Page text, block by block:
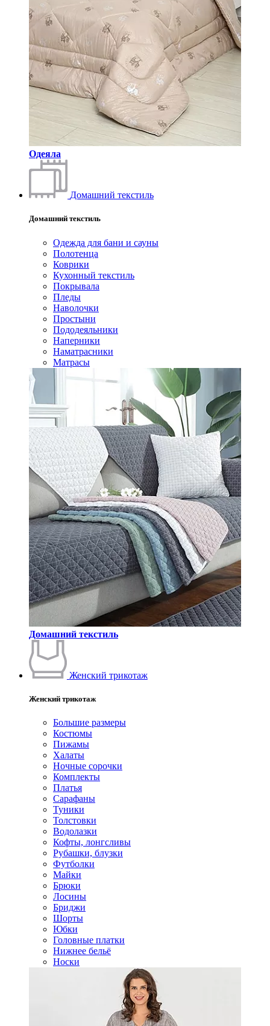
Одеяла
Домашний текстиль
Домашний текстиль
Одежда для бани и сауны
Полотенца
Коврики
Кухонный текстиль
Покрывала
Пледы
Наволочки
Простыни
Пододеяльники
Наперники
Наматрасники
Матрасы
Домашний текстиль
Женский трикотаж
Женский трикотаж
Большие размеры
Костюмы
Пижамы
Халаты
Ночные сорочки
Комплекты
Платья
Сарафаны
Туники
Толстовки
Водолазки
Кофты, лонгсливы
Рубашки, блузки
Футболки
Майки
Брюки
Лосины
Бриджи
Шорты
Юбки
Головные платки
Нижнее бельё
Носки